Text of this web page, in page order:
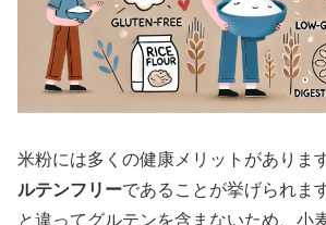
米粉には多くの健康メリットがありま
ルテンフリーであることが挙げられま
と違ってグルテンを含まないため、小